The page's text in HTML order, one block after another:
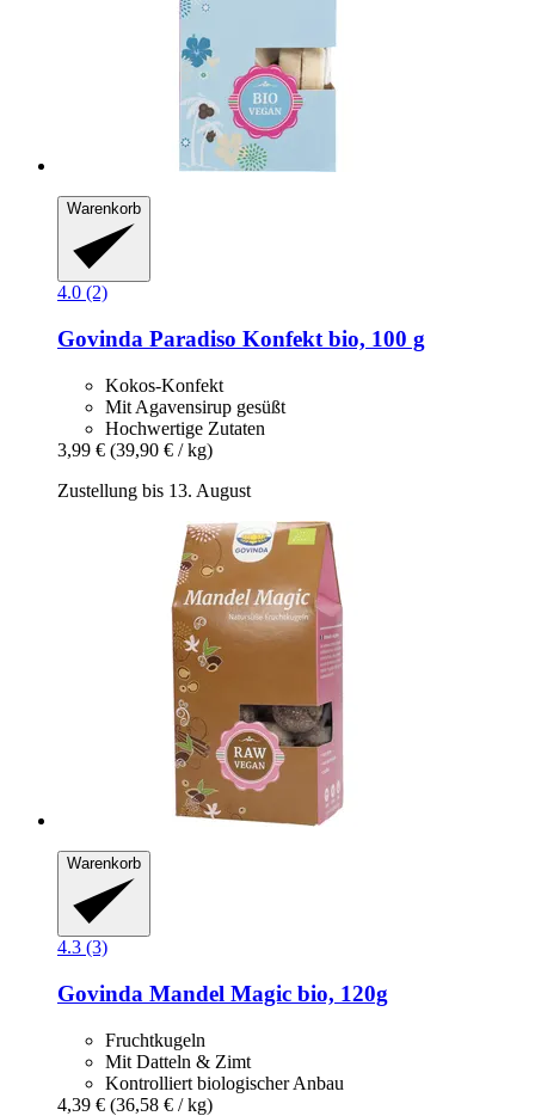
Warenkorb
4.0 (2)
Govinda Paradiso Konfekt bio, 100 g
Kokos-Konfekt
Mit Agavensirup gesüßt
Hochwertige Zutaten
3,99 € (39,90 € / kg)
Zustellung bis 13. August
Warenkorb
4.3 (3)
Govinda Mandel Magic bio, 120g
Fruchtkugeln
Mit Datteln & Zimt
Kontrolliert biologischer Anbau
4,39 € (36,58 € / kg)